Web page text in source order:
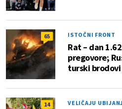
65 ISTOČNI FRONT
Rat – dan
pregovore;
turski brodovi
14 VELIČAJU